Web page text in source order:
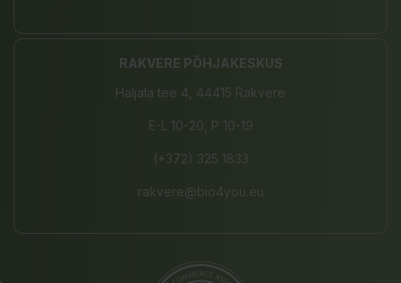
RAKVERE PÕHJAKESKUS
Haljala tee 4, 44415 Rakvere
E-L 10-20, P 10-19
(+372) 325 1833
rakvere@bio4you.eu